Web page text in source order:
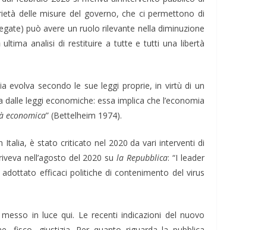
delle misure del governo, che ci permettono di
può avere un ruolo rilevante nella diminuzione
ultima analisi di restituire a tutte e tutti una libertà
evolva secondo le sue leggi proprie, in virtù di un
leggi economiche: essa implica che l’economia
economica” (Bettelheim 1974).
è stato criticato nel 2020 da vari interventi di
nell’agosto del 2020 sula Repubblica: “I leader
efficaci politiche di contenimento del virus
in luce qui. Le recenti indicazioni del nuovo